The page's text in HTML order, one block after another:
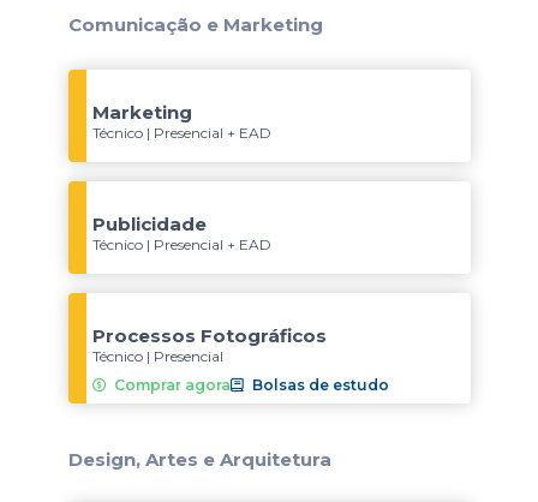
Comunicação e Marketing
Marketing
Técnico | Presencial + EAD
Publicidade
Técnico | Presencial + EAD
Processos Fotográficos
Técnico | Presencial
Comprar agora
Bolsas de estudo
Design, Artes e Arquitetura